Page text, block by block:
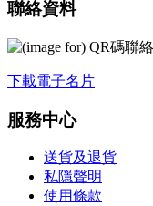
聯絡資料
下載電子名片
服務中心
送貨及退貨
私隱聲明
使用條款